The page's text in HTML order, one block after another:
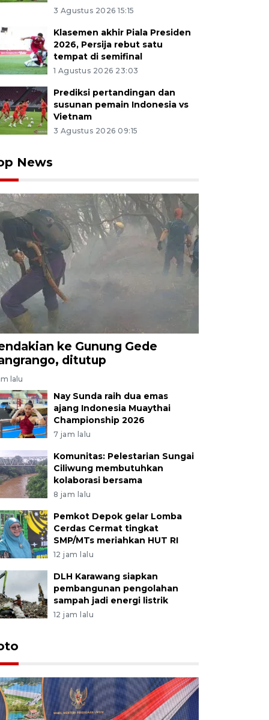
3 Agustus 2026 15:15
Klasemen akhir Piala Presiden
2026, Persija rebut satu
tempat di semifinal
1 Agustus 2026 23:03
Prediksi pertandingan dan
susunan pemain Indonesia vs
Vietnam
3 Agustus 2026 09:15
News
ke Gunung Gede
ditutup
lalu
Nay Sunda raih dua emas
ajang Indonesia Muaythai
Championship 2026
7 jam lalu
Komunitas: Pelestarian Sungai
Ciliwung membutuhkan
kolaborasi bersama
8 jam lalu
Pemkot Depok gelar Lomba
Cerdas Cermat tingkat
SMP/MTs meriahkan HUT RI
12 jam lalu
DLH Karawang siapkan
pembangunan pengolahan
sampah jadi energi listrik
12 jam lalu